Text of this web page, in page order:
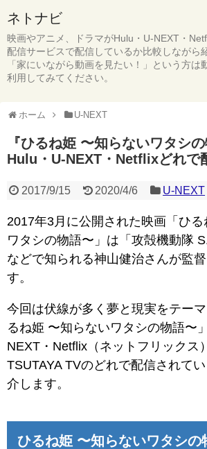
ネトナビ
映画やアニメ、ドラマがHulu・U-NEXT・
配信サービスで配信しているか比較しながら
「家にいながら動画を見たい！」という方は
利用してみてください。
ホーム U-NEXT
『ひるね姫 〜知らないワタシ
Hulu・U-NEXT・Netflixどれで
2017/9/15 2020/4/6 U-NEXT
2017年3月に公開された映画「ひ
ワタシの物語〜」は「攻殻機動隊
などで知られる神山健治さんが監
す。
今回は伏線が多く夢と現実をテー
るね姫 〜知らないワタシの物語〜
NEXT・Netflix（ネットフリックス
TSUTAYA TVのどれで配信されて
介します。
ひるね姫 〜知らないワタシの